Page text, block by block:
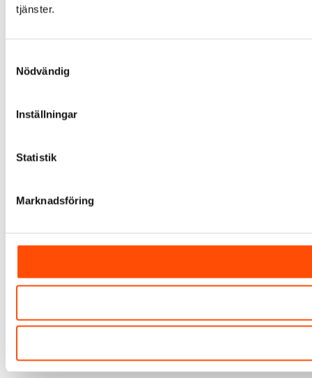
tjänster.
Nödvändig
Inställningar
Statistik
Marknadsföring